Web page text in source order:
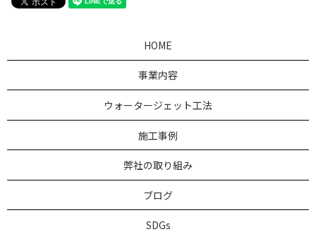
HOME
事業内容
ウォータージェット工法
施工事例
弊社の取り組み
ブログ
SDGs